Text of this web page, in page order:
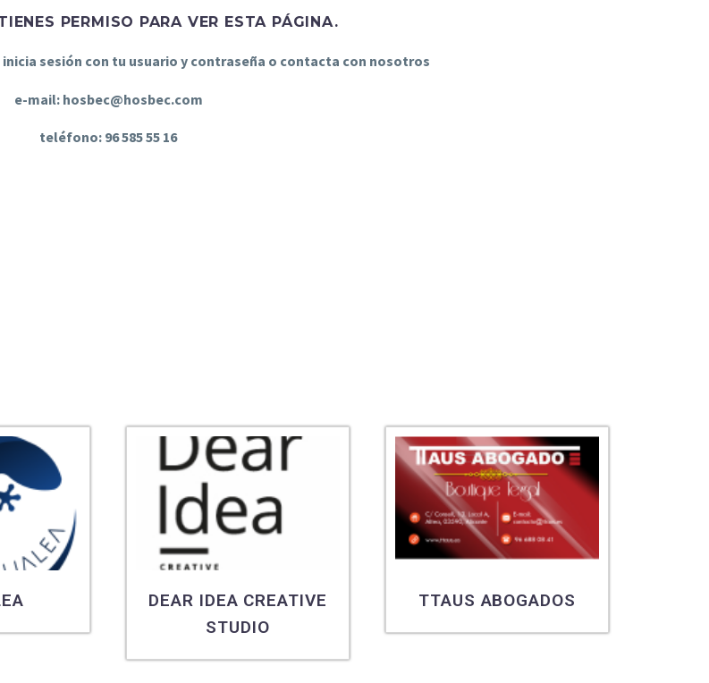
PERMISO PARA VER ESTA PÁGINA.
inicia sesión con tu usuario y contraseña o contacta con nosotros
e-mail: hosbec@hosbec.com
teléfono: 96 585 55 16
DEAR IDEA CREATIVE
STUDIO
TTAUS ABOGADOS